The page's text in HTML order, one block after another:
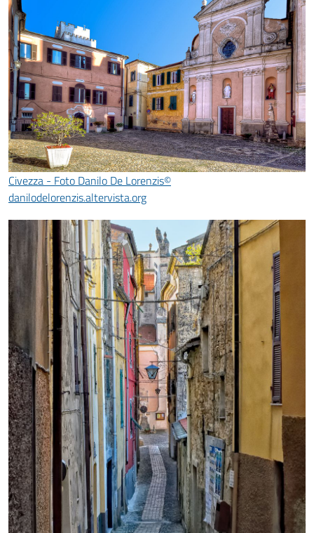
Civezza - Foto Danilo De Lorenzis©
danilodelorenzis.altervista.org